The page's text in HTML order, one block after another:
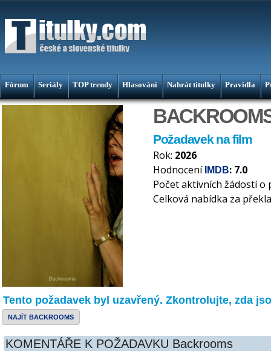
Fórum Seriály TOP trendy Hlasování Nahrát titulky Pravidla
Požadavek na film
Rok: 2026
Hodnocení IMDB: 7.0
Počet aktivních žádostí o
Celková nabídka za
Tento požadavek byl uzavřený. Zkontrolujte, zda
NAJÍT BACKROOMS
KOMENTÁŘE K POŽADAVKU Backrooms